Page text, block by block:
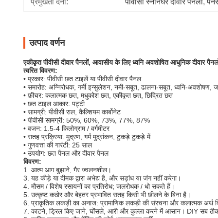
प्रमुखता देना: पीवीसी स्नानघर दीवार पैनलों,
उत्पाद वर्णन
एकीकृत पीवीसी दीवार पैनलों, आवासीय के लिए ध्वनि अवशोषित आधुनिक दीवार
त्वरित विवरण:
• प्रकार: पीवीसी छत टाइलें या पीवीसी दीवार पैनल
• समारोह: अग्निरोधक, गर्मी इन्सुलेशन, नमी-सबूत, ढालना-सबूत, ध्वनि-अवशोषण,
• फ़ीचर: कलात्मक छत, मधुकोश छत, एकीकृत छत, छिद्रित छत
• छत टाइल आकार: पट्टी
• सामग्री: पीवीसी राल, कैल्शियम कार्बोनेट
• पीवीसी सामग्री: 50%, 60%, 73%, 77%, 87%
• वजन: 1.5-4 किलोग्राम / वर्गमीटर
• सतह प्रक्रिया: मुद्रण, गर्म मुद्रांकन, टुकड़े टुकड़े में
• गुणवत्ता की गारंटी: 25 साल
• उपयोग: छत पैनल और दीवार पैनल
विवरण:
1. आत्म आग बुझाने, गैर ज्वलनशील।
3. यह कीड़े या दीमक द्वारा अभेद्य है, और सड़ांध या जंग नहीं करेगा।
4. मौसम / विशेष रसायनों का प्रतिरोध; जलरोधक / धो सकते हैं।
5. उत्कृष्ट कठोर और बेहतर प्रभावित सतह किसी भी छीलने के बिना है।
6. प्राकृतिक लकड़ी का अनाज: प्रामाणिक लकड़ी की संरचना और कलात्मक अर्थ
7. काटने, ड्रिल किए जाने, घोंसले, आरी और कुल्ला करने में आसान। DIY सब